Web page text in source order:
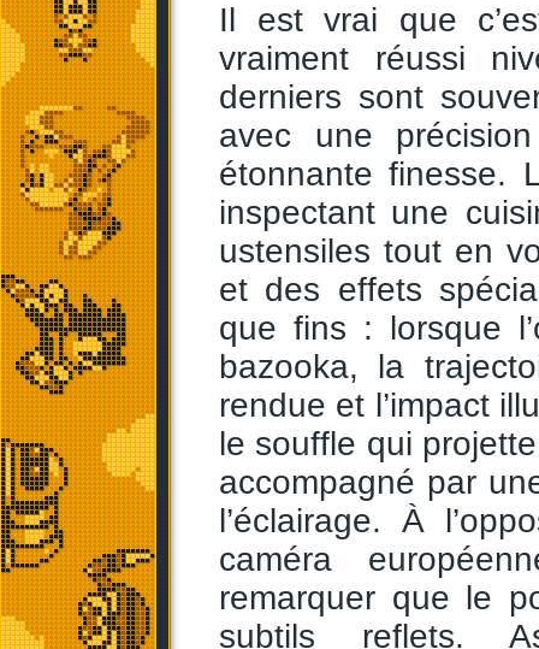
Il est vrai que
vraiment réussi
derniers sont
avec une
étonnante finesse.
inspectant une
ustensiles tout en
et des effets
que fins : lorsque
bazooka, la
rendue et l’impact
le souffle qui
accompagné par
l’éclairage. À
caméra
remarquer que le
subtils reflets.